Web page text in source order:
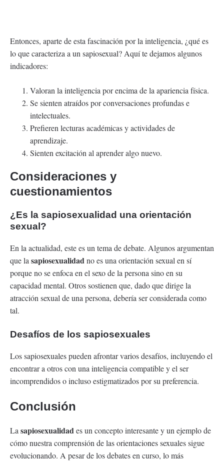
Entonces, aparte de esta fascinación por la inteligencia, ¿qué es
lo que caracteriza a un sapiosexual? Aquí te dejamos algunos
indicadores:
Valoran la inteligencia por encima de la apariencia física.
Se sienten atraídos por conversaciones profundas e
intelectuales.
Prefieren lecturas académicas y actividades de
aprendizaje.
Sienten excitación al aprender algo nuevo.
Consideraciones y
cuestionamientos
¿Es la sapiosexualidad una orientación
sexual?
En la actualidad, este es un tema de debate. Algunos argumentan
que la sapiosexualidadno es una orientación sexual en sí
porque no se enfoca en el sexo de la persona sino en su
capacidad mental. Otros sostienen que, dado que dirige la
atracción sexual de una persona, debería ser considerada como
tal.
Desafíos de los sapiosexuales
Los sapiosexuales pueden afrontar varios desafíos, incluyendo el
encontrar a otros con una inteligencia compatible y el ser
incomprendidos o incluso estigmatizados por su preferencia.
Conclusión
La sapiosexualidad es un concepto interesante y un ejemplo de
cómo nuestra comprensión de las orientaciones sexuales sigue
evolucionando. A pesar de los debates en curso, lo más